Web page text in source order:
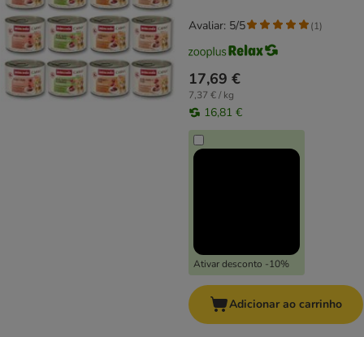
17,69 €
7,37 € / kg
16,81 €
Ativar desconto -10%
Avaliar: 5/5 (1)
Adicionar ao carrinho